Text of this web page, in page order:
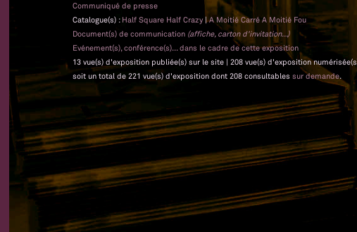
Communiqué de presse
Catalogue(s) : Half Square Half Crazy|A Moitié Carré A Moitié Fou
Document(s) de communication (affiche, carton d'invitation...)
Evénement(s), conférence(s)... dans le cadre de cette exposition
13 vue(s) d'exposition publiée(s) sur le site | 208 vue(s) d'exposition
soit un total de 221 vue(s) d'exposition dont 208 consultables sur demande.